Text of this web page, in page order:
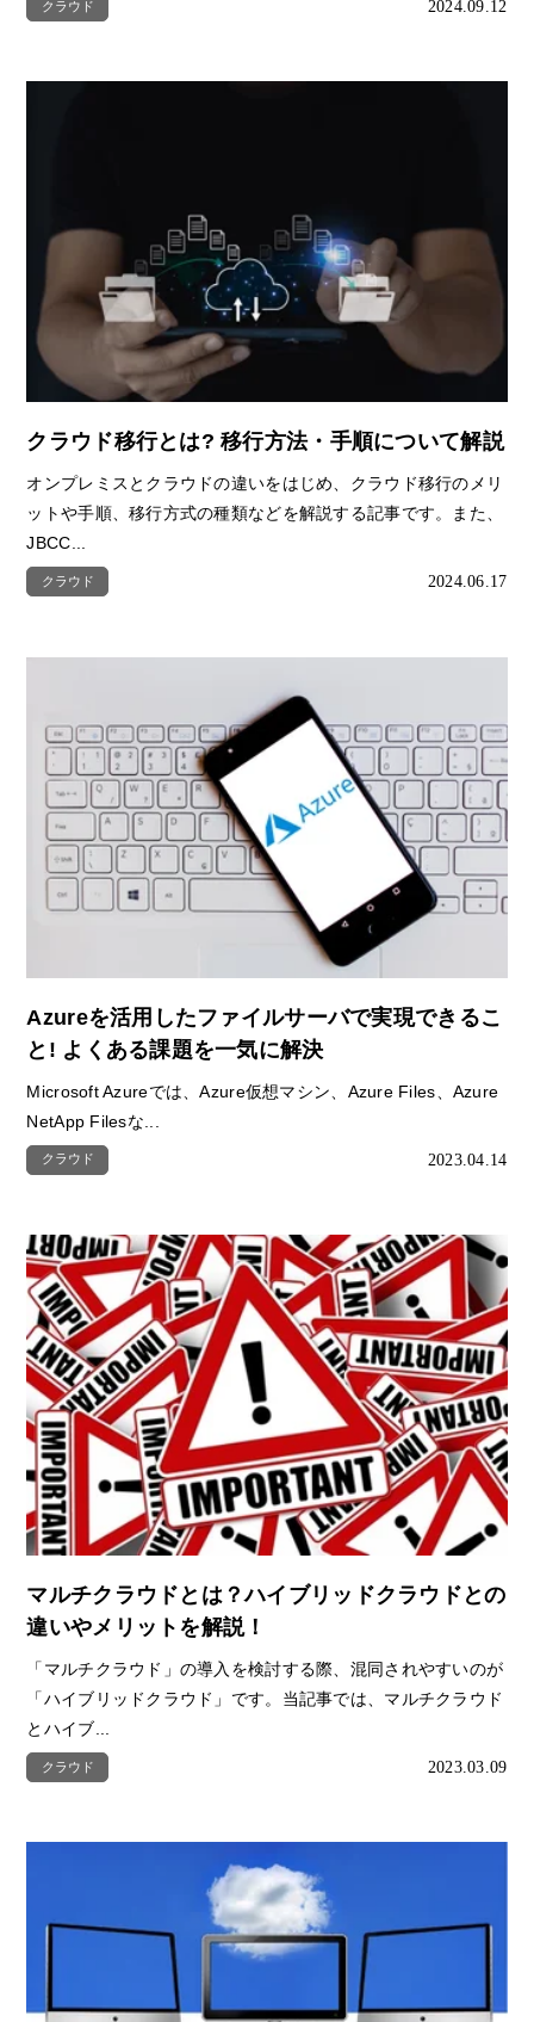
クラウド 2024.09.12
クラウド移行とは? 移行方法・手順について解説
オンプレミスとクラウドの違いをはじめ、クラウド移行のメリ
ットや手順、移行方式の種類などを解説する記事です。また、
JBCC...
クラウド 2024.06.17
Azureを活用したファイルサーバで実現できるこ
と! よくある課題を一気に解決
Microsoft Azureでは、Azure仮想マシン、Azure Files、Azure
NetApp Filesな...
クラウド 2023.04.14
マルチクラウドとは？ハイブリッドクラウドとの
違いやメリットを解説！
「マルチクラウド」の導入を検討する際、混同されやすいのが
「ハイブリッドクラウド」です。当記事では、マルチクラウド
とハイブ...
クラウド 2023.03.09